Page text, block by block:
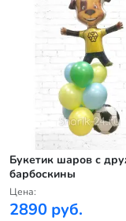
Букетик шаров с
барбоскины
Цена:
2890 руб.